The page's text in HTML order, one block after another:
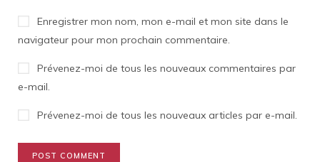
Enregistrer mon nom, mon e-mail et mon site dans le
navigateur pour mon prochain commentaire.
Prévenez-moi de tous les nouveaux commentaires par
e-mail.
Prévenez-moi de tous les nouveaux articles par e-mail.